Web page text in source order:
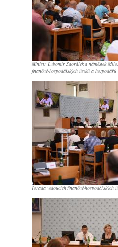
Ministr Lubomír Zaorálek a náměstek
finančně-hospodářských úseků a hospodářů
Porada vedoucích finančně-hospodářských